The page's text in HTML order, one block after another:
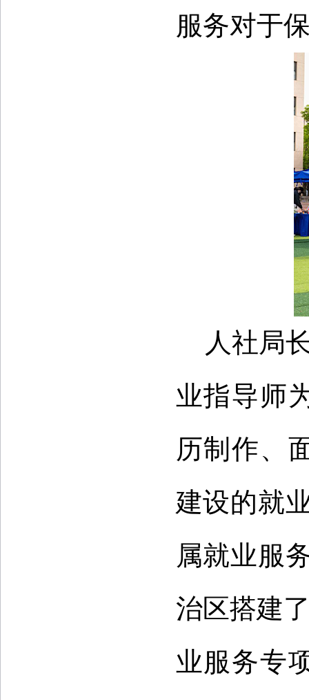
服务对于
人社局
业指导师
历制作、
建设的就
属就业服
治区搭建
业服务专